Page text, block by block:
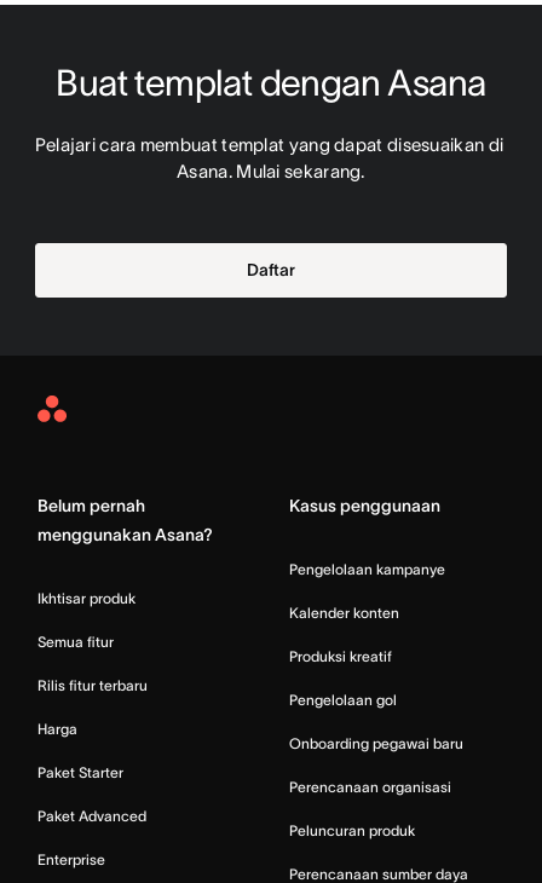
Buat templat dengan Asana
Pelajari cara membuat templat yang dapat disesuaikan di
Asana. Mulai sekarang.
Daftar
Asana
Belum pernah
menggunakan Asana?
Ikhtisar produk
Semua fitur
Rilis fitur terbaru
Harga
Paket Starter
Paket Advanced
Enterprise
Kasus penggunaan
Pengelolaan kampanye
Kalender konten
Produksi kreatif
Pengelolaan gol
Onboarding pegawai baru
Perencanaan organisasi
Peluncuran produk
Perencanaan sumber daya